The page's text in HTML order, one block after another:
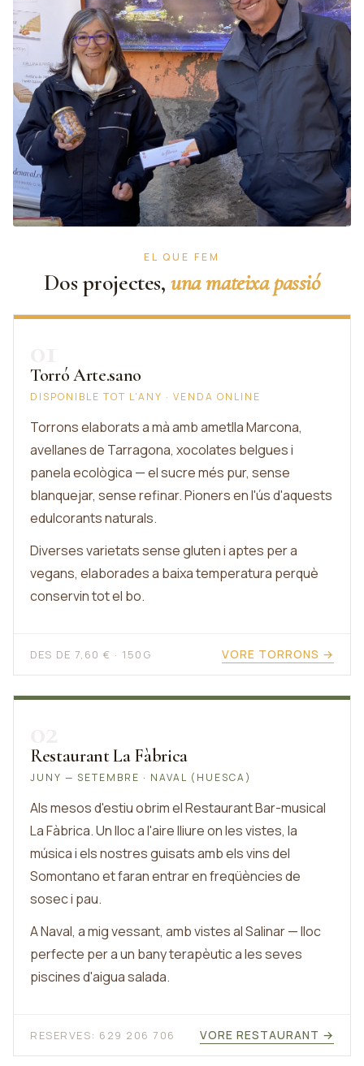
EL QUE FEM
Dos projectes,una mateixa passió
Torró Arte.sano
DISPONIBLE TOT L'ANY · VENDA ONLINE
Torrons elaborats a mà amb ametlla Marcona,
avellanes de Tarragona, xocolates belgues i
panela ecològica — el sucre més pur, sense
blanquejar, sense refinar. Pioners en l'ús d'aquests
edulcorants naturals.
Diverses varietats sense gluten i aptes per a
vegans, elaborades a baixa temperatura perquè
conservin tot el bo.
DES DE 7,60 € · 150G VORE TORRONS →
Restaurant La Fàbrica
JUNY — SETEMBRE · NAVAL (HUESCA)
Als mesos d'estiu obrim el Restaurant Bar-musical
La Fàbrica. Un lloc a l'aire lliure on les vistes, la
música i els nostres guisats amb els vins del
Somontano et faran entrar en freqüències de
sosec i pau.
A Naval, a mig vessant, amb vistes al Salinar — lloc
perfecte per a un bany terapèutic a les seves
piscines d'aigua salada.
RESERVES: 629 206 706 VORE RESTAURANT →